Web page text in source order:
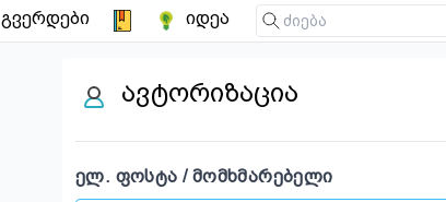
გვერდები იდეა
ავტორიზაცია
ᲔᲚ. ᲤᲝᲡᲢᲐ / ᲛᲝᲛᲮᲛᲐᲠᲔᲑᲔᲚᲘ